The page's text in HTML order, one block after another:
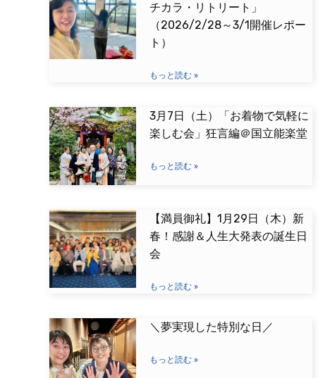
チカラ・リトリート」
（2026/2/28～3/1開催レポー
ト）
もっと読む »
3月7日（土）「お着物で気軽に
楽しむ会」狂言編＠国立能楽堂
もっと読む »
【満員御礼】1月29日（木）新
春！感謝＆人生大発表の誕生日
会
もっと読む »
＼夢実現した特別な日／
もっと読む »